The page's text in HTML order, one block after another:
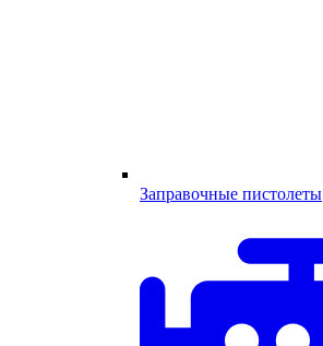
Заправочные пистолеты